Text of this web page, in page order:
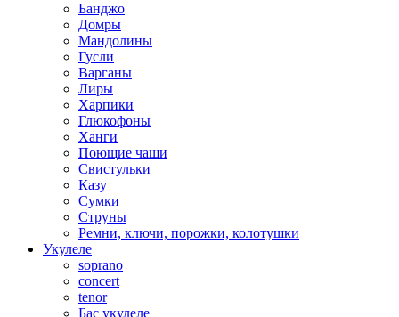
Банджо
Домры
Мандолины
Гусли
Варганы
Лиры
Харпики
Глюкофоны
Ханги
Поющие чаши
Свистульки
Казу
Сумки
Струны
Ремни, ключи, порожки, колотушки
Укулеле
soprano
concert
tenor
Бас укулеле